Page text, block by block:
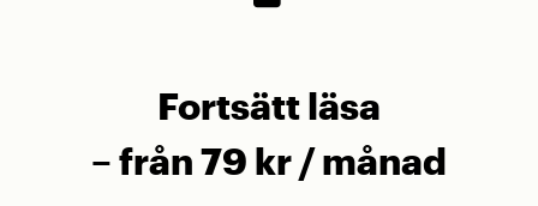
Fortsätt läsa
– från 79 kr / månad